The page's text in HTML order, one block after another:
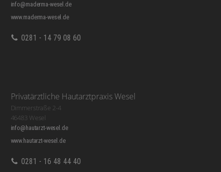
info@maderma-wesel.de
www.maderma-wesel.de
0281 - 14 79 08 60
Privatärztliche Hautarztpraxis Wesel
Dimmerstraße 2-4
46483 Wesel
info@hautarzt-wesel.de
www.hautarzt-wesel.de
0281 - 16 48 44 40